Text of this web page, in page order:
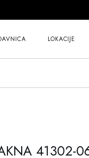
LOKACIJE
41302-